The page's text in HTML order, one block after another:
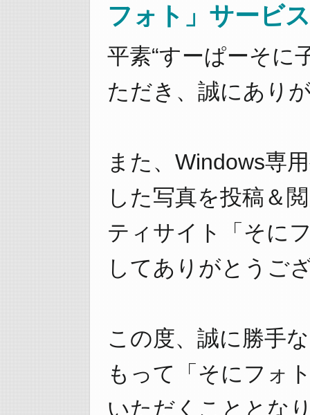
フォト」サービ
平素“すーぱーそに
ただき、誠にあり
また、Windows専
した写真を投稿＆
ティサイト「そに
してありがとうご
この度、誠に勝手
もって「そにフォ
いただくこととな